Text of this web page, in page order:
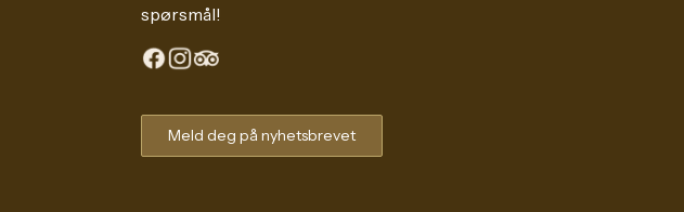
spørsmål!
Meld deg på nyhetsbrevet
The Continental Experience